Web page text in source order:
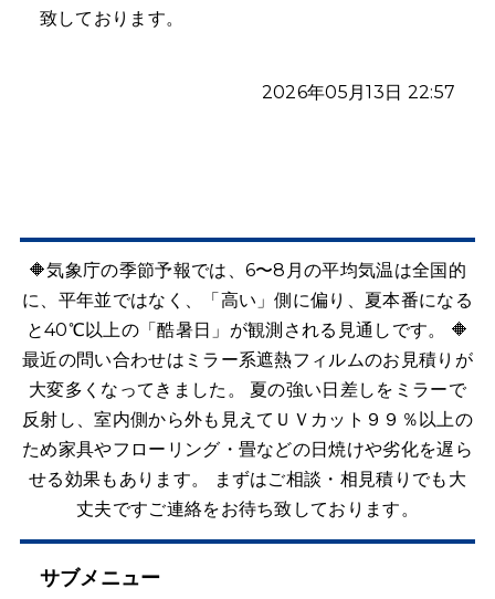
致しております。
2026年05月13日 22:57
🔶気象庁の季節予報では、6〜8月の平均気温は全国的
に、平年並ではなく、「高い」側に偏り、夏本番になる
と40℃以上の「酷暑日」が観測される見通しです。 🔶
最近の問い合わせはミラー系遮熱フィルムのお見積りが
大変多くなってきました。 夏の強い日差しをミラーで
反射し、室内側から外も見えてＵＶカット９９％以上の
ため家具やフローリング・畳などの日焼けや劣化を遅ら
せる効果もあります。 まずはご相談・相見積りでも大
丈夫ですご連絡をお待ち致しております。
サブメニュー